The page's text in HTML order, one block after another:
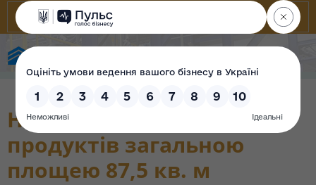
Нежитлова будівля для
продуктів загальною
площею 87,5 кв. м